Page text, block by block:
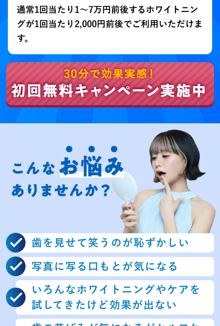
通常1回当たり1～7万円前後するホワイトニン
グが1回当たり2,000円前後でご利用いただけま
す。
歯を見せて笑うのが恥ずかしい
写真に写る口もとが気になる
いろんなホワイトニングやケア を
試してきたけど効果が出ない